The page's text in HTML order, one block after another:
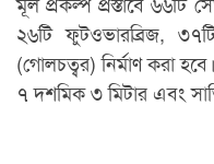
২৬টি ফুটওভারব্রিজ,
(গোলচত্বর) নির্মাণ করা
৭ দশমিক ৩ মিটার এবং